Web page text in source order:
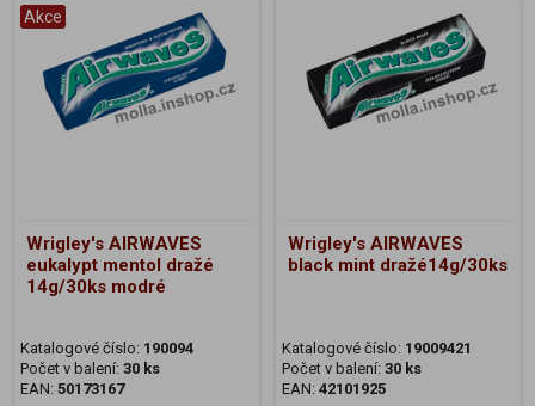
Akce
Wrigley's AIRWAVES
eukalypt mentol dražé
14g/30ks modré
Katalogové číslo: 190094
Počet v balení: 30 ks
EAN: 50173167
Wrigley's AIRWAVES
black mint dražé14g/30ks
Katalogové číslo: 19009421
Počet v balení: 30 ks
EAN: 42101925